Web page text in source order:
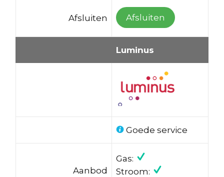
Afsluiten Afsluiten
Luminus
Goede service
Aanbod
Gas:
Stroom: